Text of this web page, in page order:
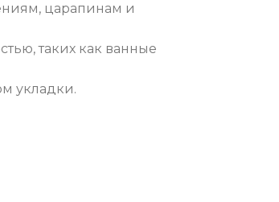
царапинам и
таких как ванные
укладки.